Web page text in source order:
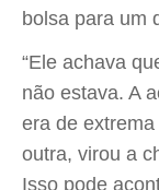
bolsa para um
“Ele achava
não estava. A
era de
outra, virou a
Isso pode